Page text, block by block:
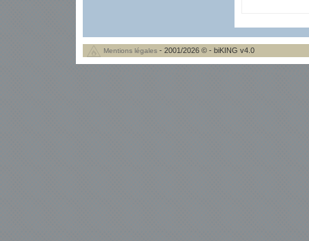
Mentions légales - 2001/2026 © - biKING v4.0